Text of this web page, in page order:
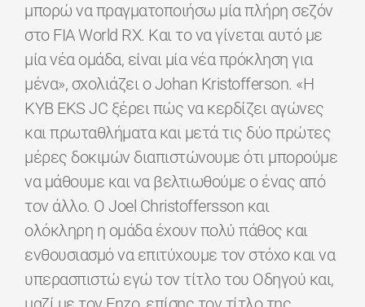
μπορώ να πραγματοποιήσω μία πλήρη σεζόν
στο FIA World RX. Και το να γίνεται αυτό με
μία νέα ομάδα, είναι μία νέα πρόκληση για
μένα», σχολιάζει ο Johan Kristofferson. «Η
KYB EKS JC ξέρει πώς να κερδίζει αγώνες
και πρωταθλήματα και μετά τις δύο πρώτες
μέρες δοκιμών διαπιστώνουμε ότι μπορούμε
να μάθουμε και να βελτιωθούμε ο ένας από
τον άλλο. Ο Joel Christoffersson και
ολόκληρη η ομάδα έχουν πολύ πάθος και
ενθουσιασμό να επιτύχουμε τον στόχο και να
υπερασπιστώ εγώ τον τίτλο του Οδηγού και,